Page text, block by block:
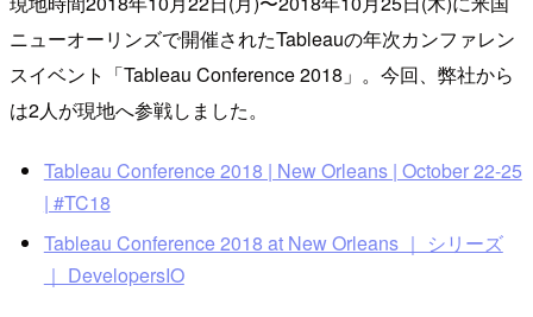
ニューオーリンズで開催されたTableauの年次カンファレン
スイベント「Tableau Conference 2018」。今回、弊社から
は2人が現地へ参戦しました。
Tableau Conference 2018 | New Orleans | October 22-25
| #TC18
Tableau Conference 2018 at New Orleans ｜ シリーズ
｜ DevelopersIO